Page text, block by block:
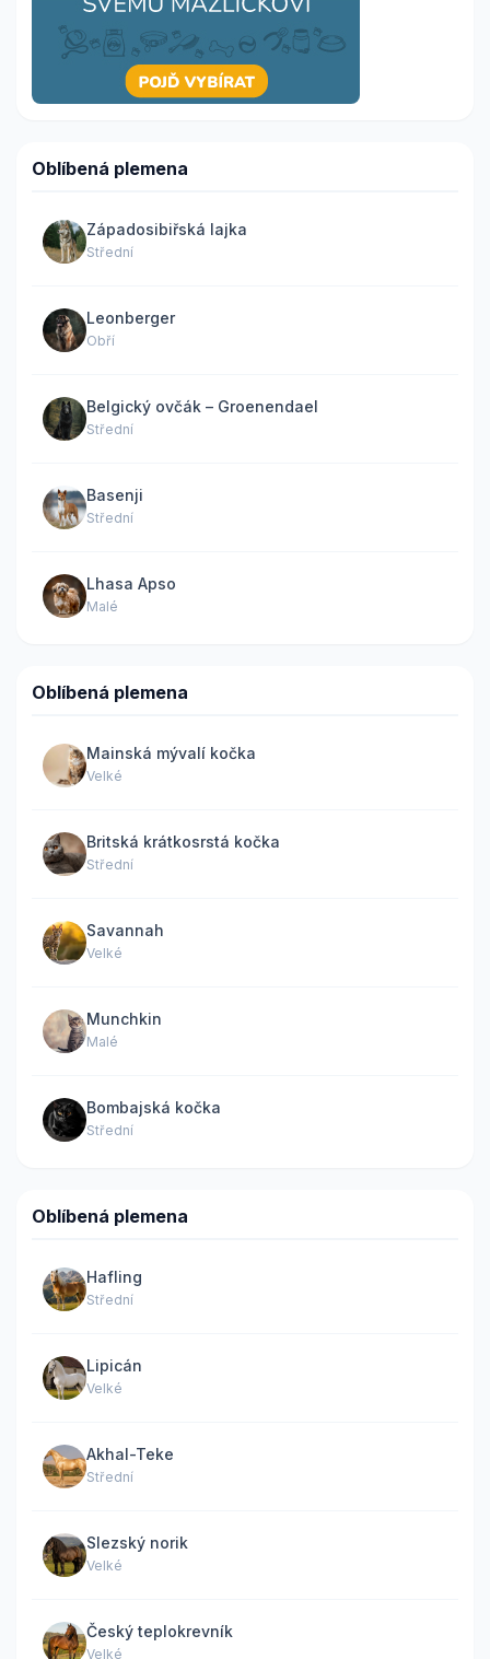
Oblíbená plemena
Západosibiřská lajka
Střední
Leonberger
Obří
Belgický ovčák – Groenendael
Střední
Basenji
Střední
Lhasa Apso
Malé
Oblíbená plemena
Mainská mývalí kočka
Velké
Britská krátkosrstá kočka
Střední
Savannah
Velké
Munchkin
Malé
Bombajská kočka
Střední
Oblíbená plemena
Hafling
Střední
Lipicán
Velké
Akhal-Teke
Střední
Slezský norik
Velké
Český teplokrevník
Velké